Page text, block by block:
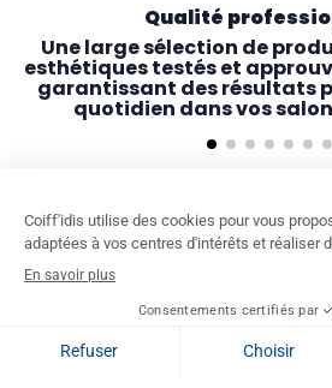
Qualité
Une large sélection de
esthétiques testés et
garantissant des résultats
quotidien dans vos
COIFF'IDIS & VOUS
NOS PARTENAIRES